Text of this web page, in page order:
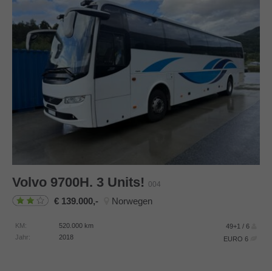
Volvo 9700H. 3 Units! 004
139.000,- Norwegen
KM: 520.000 km
Jahr:
2018
49+1 / 6
EURO 6